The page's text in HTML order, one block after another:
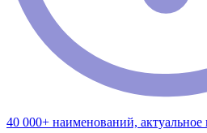
40 000+ наименований, актуальное